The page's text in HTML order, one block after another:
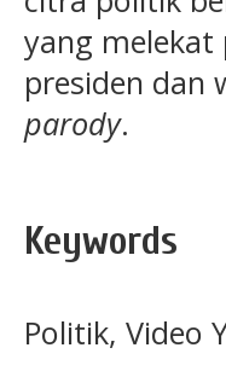
yang melekat
presiden dan
parody.
Keywords
Politik, Video